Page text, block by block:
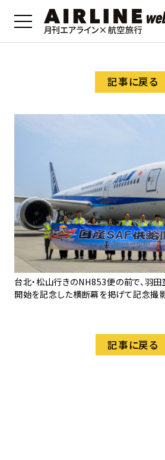
記事に戻る
台北・松山行きのNH853便の前で、羽
開始を記念した横断幕を掲げて記念撮影
記事に戻る